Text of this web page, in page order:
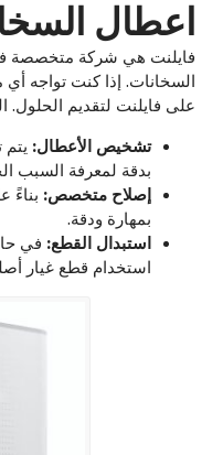
اعطال
فايلنت هي شركة متخصصة
السخانات. إذا كنت تواجه
على فايلنت لتقديم
تشخيص الأعطال:
بدقة لمعرفة السبب
إصلاح متخصص: بناءً
بمهارة ودقة.
استبدال القطع: في
استخدام قطع غيار